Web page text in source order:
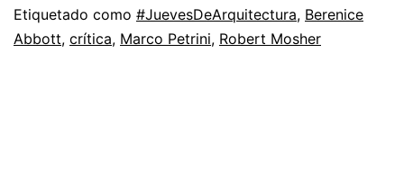
Etiquetado como #JuevesDeArquitectura, Berenice
Abbott, crítica, Marco Petrini, Robert Mosher